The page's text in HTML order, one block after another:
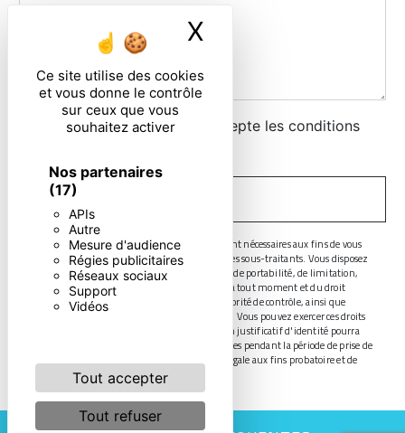
Ce site utilise des cookies
et vous donne le contrôle
sur ceux que vous
souhaitez activer
Nos partenaires
(17)
APIs
Autre
Mesure d'audience
Régies publicitaires
Réseaux sociaux
Support
Vidéos
Tout accepter
Tout refuser
X
En cochant cette case, j'accepte les conditions
** Les données personnelles communiquées sont nécessaires aux fins de vous
contacter. Elles sont destinées à l'entreprise et ses sous-traitants. Vous disposez
de droits d’accès, de rectification, d’effacement, de portabilité, de limitation,
d’opposition, de retrait de votre consentement à tout moment et du droit
d’introduire une réclamation auprès d’une autorité de contrôle, ainsi que
d’organiser le sort de vos données post-mortem. Vous pouvez exercer ces droits
par voie postale ou par courrier électronique. Un justificatif d'identité pourra
vous être demandé. Nous conservons vos données pendant la période de prise de
contact puis pendant la durée de prescription légale aux fins probatoire et de
gestion des contentieux.